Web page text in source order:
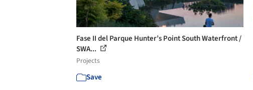
Fase II del Parque Hunter’s Point South Waterfront /
SWA...
Projects
Save